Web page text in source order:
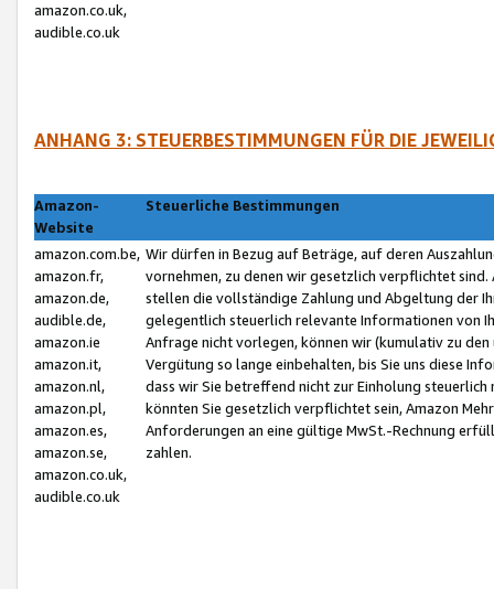
amazon.co.uk,
audible.co.uk
ANHANG 3: STEUERBESTIMMUNGEN FÜR DIE
Amazon-
Website
Steuerliche Bestimmungen
amazon.com.be,
amazon.fr,
amazon.de,
audible.de,
amazon.ie
amazon.it,
amazon.nl,
amazon.pl,
amazon.es,
amazon.se,
amazon.co.uk,
audible.co.uk
Wir dürfen in Bezug auf Beträge, auf deren
vornehmen, zu denen wir gesetzlich verpflichtet
stellen die vollständige Zahlung und Abgeltung der
gelegentlich steuerlich relevante Informationen von
Anfrage nicht vorlegen, können wir (kumulativ zu
Vergütung so lange einbehalten, bis Sie uns diese
dass wir Sie betreffend nicht zur Einholung
könnten Sie gesetzlich verpflichtet sein, Amazon
Anforderungen an eine gültige MwSt.-Rechnung
zahlen.